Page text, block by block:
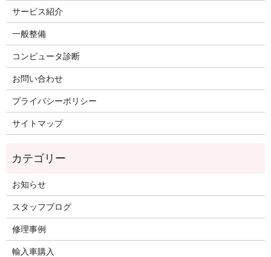
サービス紹介
一般整備
コンピュータ診断
お問い合わせ
プライバシーポリシー
サイトマップ
お知らせ
スタッフブログ
修理事例
輸入車購入